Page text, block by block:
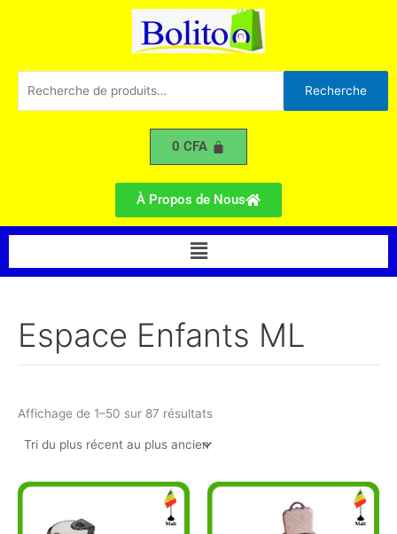
pour :
Recherche
0CFA
À Propos de Nous
Menu
Espace Enfants ML
Affichage de 1–50 sur 87 résultats
plus
récent
au
ancien